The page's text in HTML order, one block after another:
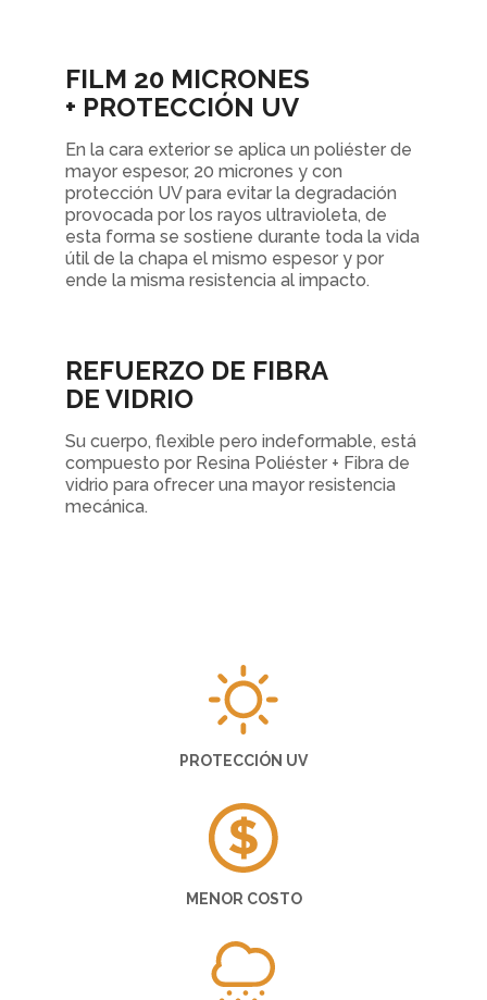
FILM 20 MICRONES
+ PROTECCIÓN UV
En la cara exterior se aplica un poliéster de
mayor espesor, 20 micrones y con
protección UV para evitar la degradación
provocada por los rayos ultravioleta, de
esta forma se sostiene durante toda la vida
útil de la chapa el mismo espesor y por
ende la misma resistencia al impacto.
REFUERZO DE FIBRA
DE VIDRIO
Su cuerpo, flexible pero indeformable, está
compuesto por Resina Poliéster + Fibra de
vidrio para ofrecer una mayor resistencia
mecánica.
PROTECCIÓN UV
MENOR COSTO